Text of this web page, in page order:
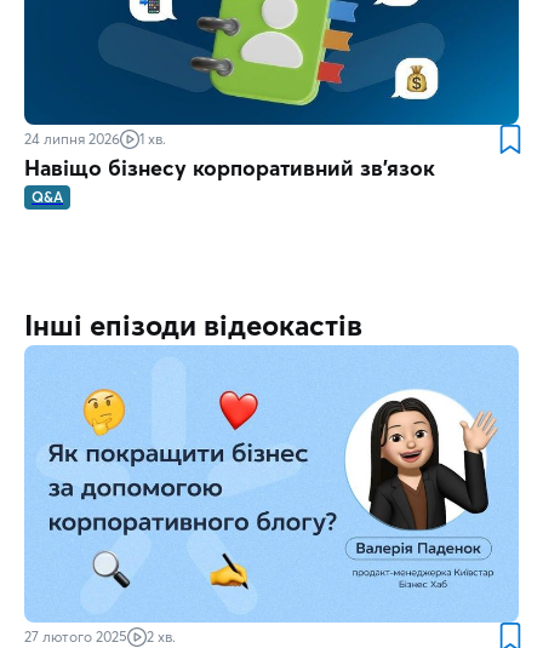
24 липня 2026 1 хв.
Навіщо бізнесу корпоративний зв'язок
Q&A
Інші епізоди відеокастів
27 лютого 2025 2 хв.